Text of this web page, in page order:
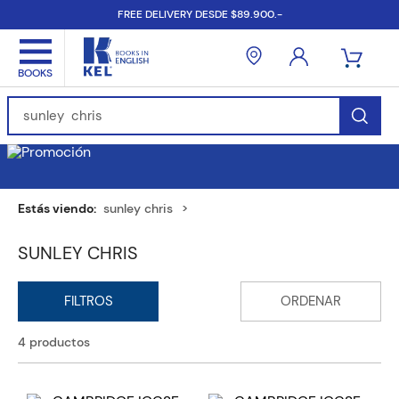
FREE DELIVERY DESDE $89.900.-
Find Books, Authors, ISBN...
sunley chris
SUNLEY CHRIS
4 productos